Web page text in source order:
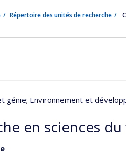
Répertoire des unités de recherche
génie; Environnement et
en sciences